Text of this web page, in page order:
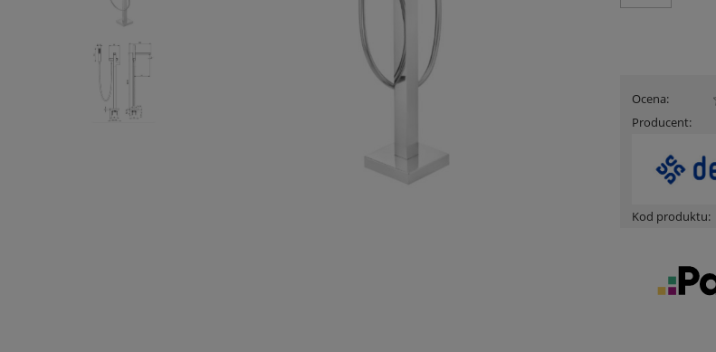
Ocena:
Producent:
Kod produktu: